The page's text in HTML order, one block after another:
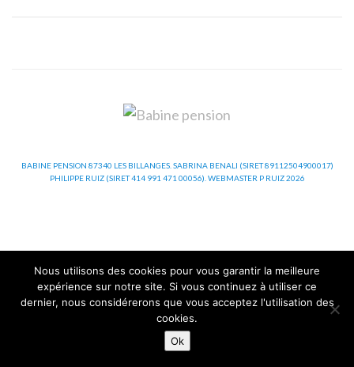
BABINE PENSION 87340 LES BILLANGES. SABRINA BENALI (SIRET 89112504900017)
PHILIPPE RUIZ (SIRET 414 991 471 00056). WEBMASTER P RUIZ 2026
Nous utilisons des cookies pour vous garantir la meilleure
expérience sur notre site. Si vous continuez à utiliser ce
dernier, nous considérerons que vous acceptez l'utilisation des
cookies.
Ok